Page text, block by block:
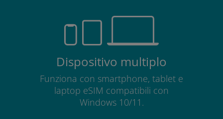
Dispositivo multiplo
Funziona con smartphone, tablet e
laptop eSIM compatibili con
Windows 10/11.